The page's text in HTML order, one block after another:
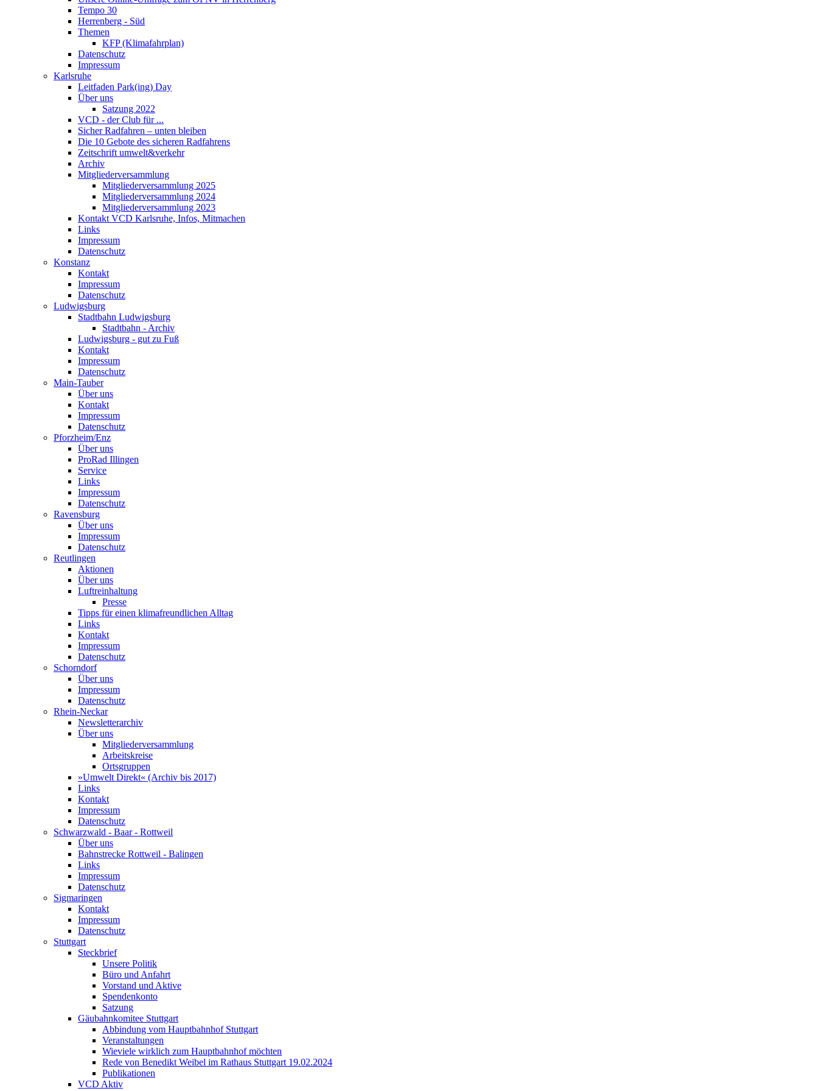
Tempo 30
Herrenberg - Süd
Themen
KFP (Klimafahrplan)
Datenschutz
Impressum
Karlsruhe
Leitfaden Park(ing) Day
Über uns
Satzung 2022
VCD - der Club für ...
Sicher Radfahren – unten bleiben
Die 10 Gebote des sicheren Radfahrens
Zeitschrift umwelt&verkehr
Archiv
Mitgliederversammlung
Mitgliederversammlung 2025
Mitgliederversammlung 2024
Mitgliederversammlung 2023
Kontakt VCD Karlsruhe, Infos, Mitmachen
Links
Impressum
Datenschutz
Konstanz
Kontakt
Impressum
Datenschutz
Ludwigsburg
Stadtbahn Ludwigsburg
Stadtbahn - Archiv
Ludwigsburg - gut zu Fuß
Kontakt
Impressum
Datenschutz
Main-Tauber
Über uns
Kontakt
Impressum
Datenschutz
Pforzheim/Enz
Über uns
ProRad Illingen
Service
Links
Impressum
Datenschutz
Ravensburg
Über uns
Impressum
Datenschutz
Reutlingen
Aktionen
Über uns
Luftreinhaltung
Presse
Tipps für einen klimafreundlichen Alltag
Links
Kontakt
Impressum
Datenschutz
Schorndorf
Über uns
Impressum
Datenschutz
Rhein-Neckar
Newsletterarchiv
Über uns
Mitgliederversammlung
Arbeitskreise
Ortsgruppen
»Umwelt Direkt« (Archiv bis 2017)
Links
Kontakt
Impressum
Datenschutz
Schwarzwald - Baar - Rottweil
Über uns
Bahnstrecke Rottweil - Balingen
Links
Impressum
Datenschutz
Sigmaringen
Kontakt
Impressum
Datenschutz
Stuttgart
Steckbrief
Unsere Politik
Büro und Anfahrt
Vorstand und Aktive
Spendenkonto
Satzung
Gäubahnkomitee Stuttgart
Abbindung vom Hauptbahnhof Stuttgart
Veranstaltungen
Wieviele wirklich zum Hauptbahnhof möchten
Rede von Benedikt Weibel im Rathaus Stuttgart 19.02.2024
Publikationen
VCD Aktiv